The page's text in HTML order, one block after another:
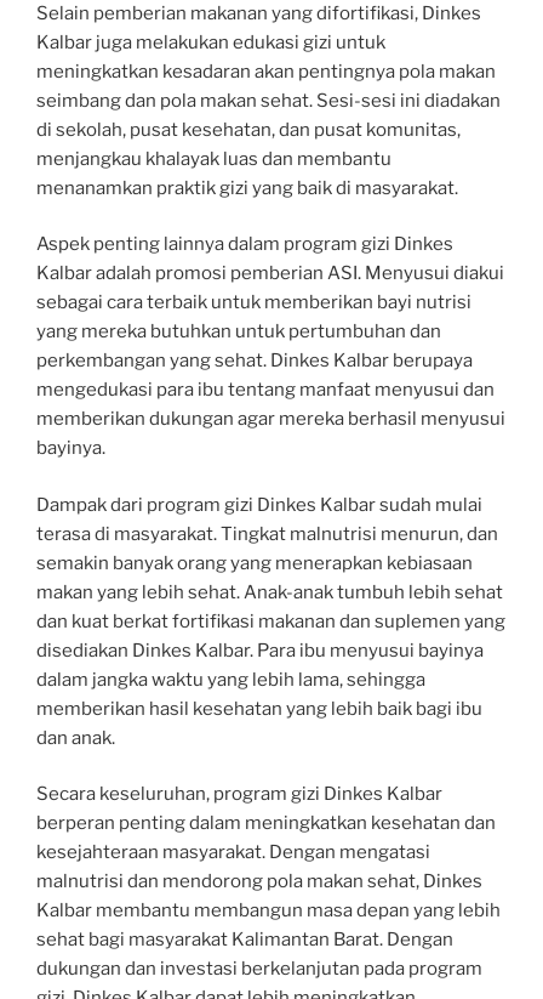
Selain pemberian makanan yang difortifikasi, Dinkes
Kalbar juga melakukan edukasi gizi untuk
meningkatkan kesadaran akan pentingnya pola makan
seimbang dan pola makan sehat. Sesi-sesi ini diadakan
di sekolah, pusat kesehatan, dan pusat komunitas,
menjangkau khalayak luas dan membantu
menanamkan praktik gizi yang baik di masyarakat.
Aspek penting lainnya dalam program gizi Dinkes
Kalbar adalah promosi pemberian ASI. Menyusui diakui
sebagai cara terbaik untuk memberikan bayi nutrisi
yang mereka butuhkan untuk pertumbuhan dan
perkembangan yang sehat. Dinkes Kalbar berupaya
mengedukasi para ibu tentang manfaat menyusui dan
memberikan dukungan agar mereka berhasil menyusui
bayinya.
Dampak dari program gizi Dinkes Kalbar sudah mulai
terasa di masyarakat. Tingkat malnutrisi menurun, dan
semakin banyak orang yang menerapkan kebiasaan
makan yang lebih sehat. Anak-anak tumbuh lebih sehat
dan kuat berkat fortifikasi makanan dan suplemen yang
disediakan Dinkes Kalbar. Para ibu menyusui bayinya
dalam jangka waktu yang lebih lama, sehingga
memberikan hasil kesehatan yang lebih baik bagi ibu
dan anak.
Secara keseluruhan, program gizi Dinkes Kalbar
berperan penting dalam meningkatkan kesehatan dan
kesejahteraan masyarakat. Dengan mengatasi
malnutrisi dan mendorong pola makan sehat, Dinkes
Kalbar membantu membangun masa depan yang lebih
sehat bagi masyarakat Kalimantan Barat. Dengan
dukungan dan investasi berkelanjutan pada program